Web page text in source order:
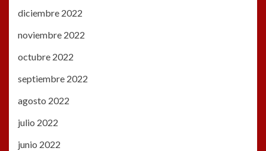
diciembre 2022
noviembre 2022
octubre 2022
septiembre 2022
agosto 2022
julio 2022
junio 2022